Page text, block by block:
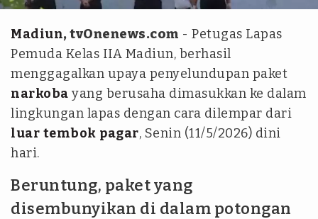
Madiun, tvOnenews.com - Petugas Lapas
Pemuda Kelas IIA Madiun, berhasil
menggagalkan upaya penyelundupan paket
narkoba yang berusaha dimasukkan ke dalam
lingkungan lapas dengan cara dilempar dari
luar tembok pagar, Senin (11/5/2026) dini
hari.
Beruntung, paket yang
disembunyikan di dalam potongan